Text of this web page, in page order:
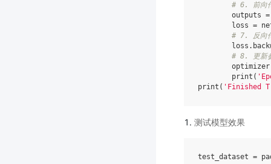
# 6. 前向
outputs =
loss =
# 7. 反向
loss .
# 8. 更新
optimizer
print (
print ( 'Finished
测试模型效果
test_dataset =